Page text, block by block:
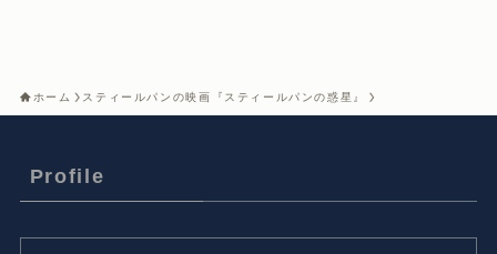
ホーム スティールパンの映画『スティールパンの惑星』
Profile